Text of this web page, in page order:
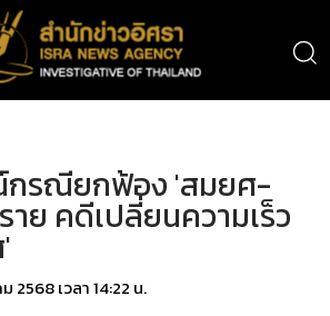
กรณียกฟ้อง 'สมยศ-
าย คดีเปลี่ยนความเร็ว
2568 เวลา 14:22 น.